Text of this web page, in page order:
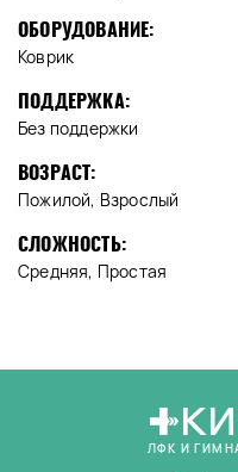
ОБОРУДОВАНИЕ:
Коврик
ПОДДЕРЖКА:
Без поддержки
ВОЗРАСТ:
Пожилой, Взрослый
СЛОЖНОСТЬ:
Средняя, Простая
ЛФК И